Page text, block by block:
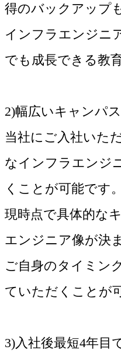
得のバックアップ
インフラエンジニ
でも成長できる教
2)幅広いキャンパス
当社にご入社いた
なインフラエンジ
くことが可能です。
現時点で具体的な
エンジニア像が決
ご自身のタイミン
ていただくことが
3)入社後最短4年目